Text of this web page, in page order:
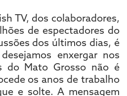
TV, dos colaboradores,
de espectadores do
dos últimos dias, é
enxergar nos
do Mato Grosso não é
os anos de trabalho
e solte. A mensagem